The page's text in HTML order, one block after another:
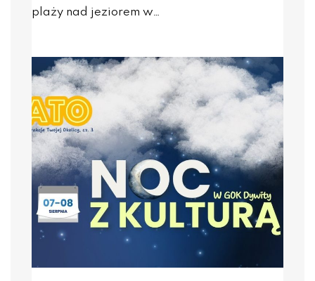
plaży nad jeziorem w…